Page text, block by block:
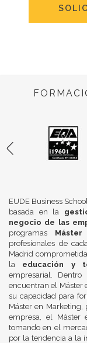
EUDE Business
basada en la
negocio de las
programas
profesionales de
Madrid
la educación y
empresarial.
encuentran el Máster
su capacidad para
Máster en
empresa, el Máster
tomando en el
por la tendencia a la